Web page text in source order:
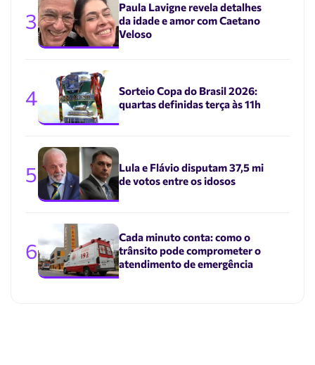
3
Paula Lavigne revela detalhes
da idade e amor com Caetano
Veloso
4
Sorteio Copa do Brasil 2026:
quartas definidas terça às 11h
5
Lula e Flávio disputam 37,5 mi
de votos entre os idosos
6
Cada minuto conta: como o
trânsito pode comprometer o
atendimento de emergência